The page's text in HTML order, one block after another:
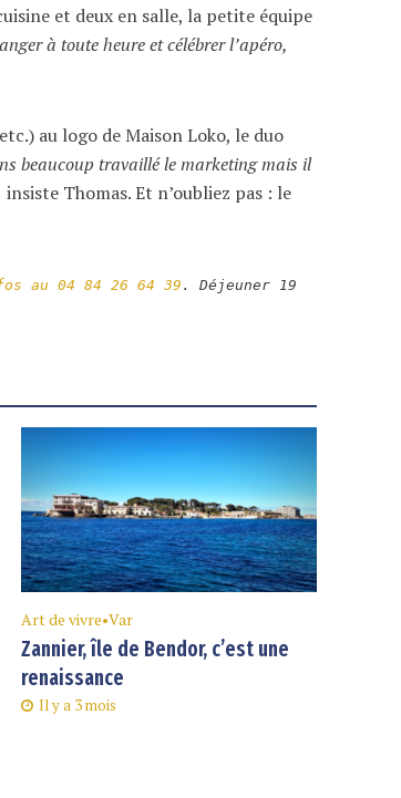
et deux en salle, la petite équipe
à toute heure et célébrer l’apéro,
au logo de Maison Loko, le duo
beaucoup travaillé le marketing mais il
insiste Thomas. Et n’oubliez pas : le
au 04 84 26 64 39. Déjeuner 19
Art de vivre•Var
Zannier, île de Bendor, c’est une
renaissance
Il y a 3 mois